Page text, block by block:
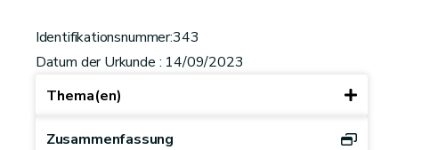
Identifikationsnummer:343
Datum der Urkunde : 14/09/2023
Thema(en)
Zusammenfassung